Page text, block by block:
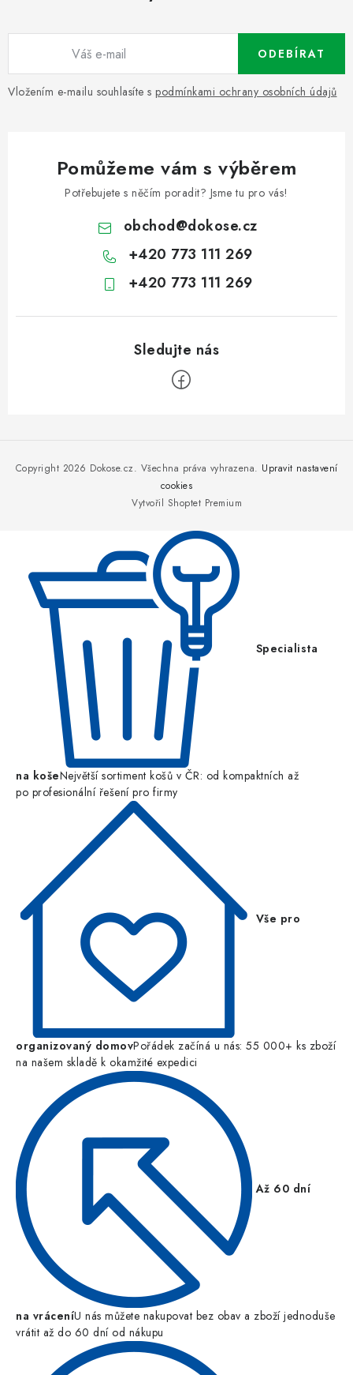
Vložením e-mailu souhlasíte s podmínkami ochrany osobních údajů
ODEBÍRAT
Pomůžeme vám s výběrem
Potřebujete s něčím poradit? Jsme tu pro vás!
obchod@dokose.cz
+420 773 111 269
+420 773 111 269
Vytvořil Shoptet Premium
Copyright 2026 Dokose.cz. Všechna práva vyhrazena. Upravit nastavení
cookies
Specialista
na košeNejvětší sortiment košů v ČR: od kompaktních až
po profesionální řešení pro firmy
Vše pro
organizovaný domovPořádek začíná u nás: 55 000+ ks zboží
na našem skladě k okamžité expedici
Až 60 dní
na vráceníU nás můžete nakupovat bez obav a zboží jednoduše
vrátit až do 60 dní od nákupu